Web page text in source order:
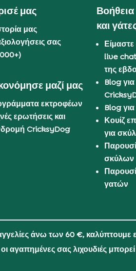
μας
μας
σας
μαζί μας
εκτροφέων
ερωτήσεις και
CricksyDog
και
Είμαστε
live
της
Blog
Blog
Κουίζ
για
σκύλων
γατών
άνω των 60 €, καλύπτουμε
αγαπημένες σας λιχουδιές